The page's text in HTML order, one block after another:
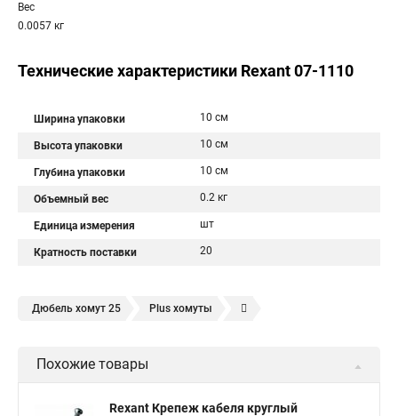
Вес
0.0057 кг
Технические характеристики Rexant 07-1110
Ширина упаковки 10 см
Высота упаковки 10 см
Глубина упаковки 10 см
Объемный вес 0.2 кг
Единица измерения шт
Кратность поставки 20
Дюбель хомут 25 Plus хомуты
Резиновый хомут для крепления
Похожие товары
Rexant Крепеж кабеля круглый